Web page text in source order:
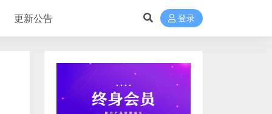
更新公告 登录